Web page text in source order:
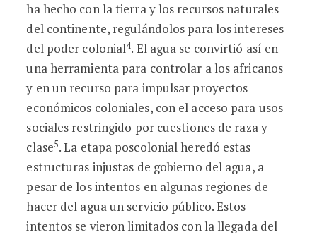
ha hecho con la tierra y los recursos naturales
del continente, regulándolos para los intereses
del poder colonial4. El agua se convirtió así en
una herramienta para controlar a los africanos
y en un recurso para impulsar proyectos
económicos coloniales, con el acceso para usos
sociales restringido por cuestiones de raza y
clase5. La etapa poscolonial heredó estas
estructuras injustas de gobierno del agua, a
pesar de los intentos en algunas regiones de
hacer del agua un servicio público. Estos
intentos se vieron limitados con la llegada del